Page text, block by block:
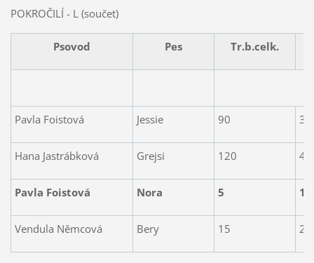
POKROČILÍ - L (součet)
Psovod Pes Tr.b.celk.
Pavla Foistová Jessie 90 3.
Hana Jastrábková Grejsi 120 4.
Pavla Foistová Nora 5 1.
Vendula Němcová Bery 15 2.